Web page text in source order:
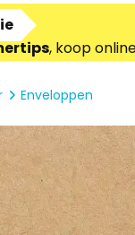
, koop
Enveloppen